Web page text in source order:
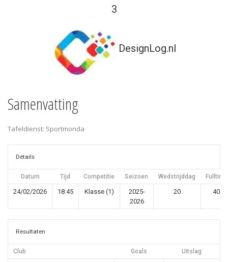
3
DesignLog.nl
Samenvatting
Tafeldienst: Sportmonda
Details
Datum Tijd Competitie Seizoen Wedstrijddag Fulltime
24/02/2026 18:45 Klasse (1)
2025-
2026
20 40'
Resultaten
Club Goals Uitslag